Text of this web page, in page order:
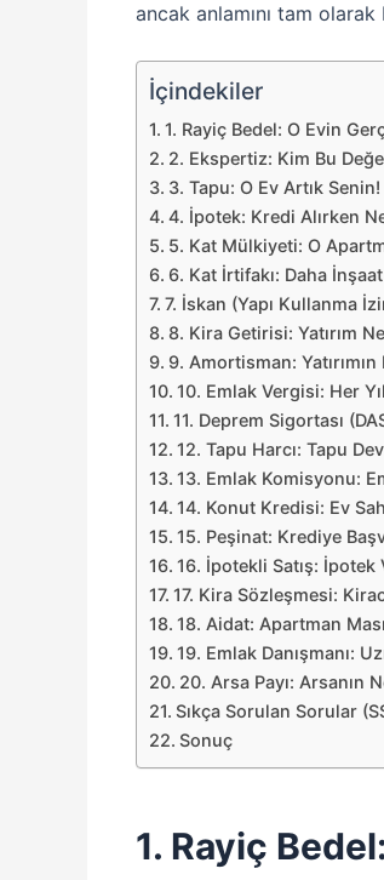
ancak anlamını tam
İçindekiler
1. Rayiç Bedel: O Evin
2. Ekspertiz: Kim Bu
3. Tapu: O Ev Artık Senin!
4. İpotek: Kredi Alırken
5. Kat Mülkiyeti: O
6. Kat İrtifakı: Daha
7. İskan (Yapı Kullanma
8. Kira Getirisi: Yatırım
9. Amortisman:
10. Emlak Vergisi: Her
11. Deprem Sigortası
12. Tapu Harcı: Tapu
13. Emlak Komisyonu:
14. Konut Kredisi: Ev
15. Peşinat: Krediye
16. İpotekli Satış: İpotek
17. Kira Sözleşmesi:
18. Aidat: Apartman
19. Emlak Danışmanı:
20. Arsa Payı: Arsanın
Sıkça Sorulan Sorular
Sonuç
1. Rayiç